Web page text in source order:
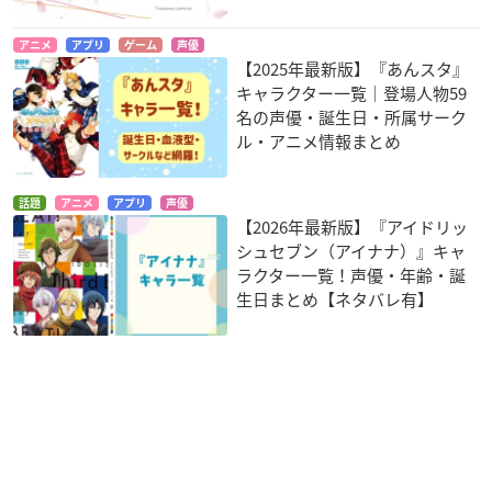
アニメ アプリ ゲーム 声優
【2025年最新版】『あんスタ』
キャラクター一覧｜登場人物59
名の声優・誕生日・所属サーク
ル・アニメ情報まとめ
話題 アニメ アプリ 声優
【2026年最新版】『アイドリッ
シュセブン（アイナナ）』キャ
ラクター一覧！声優・年齢・誕
生日まとめ【ネタバレ有】